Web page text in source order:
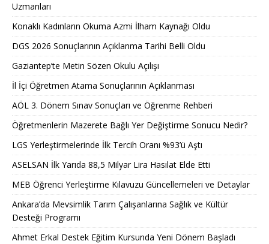
Uzmanları
Konaklı Kadınların Okuma Azmi İlham Kaynağı Oldu
DGS 2026 Sonuçlarının Açıklanma Tarihi Belli Oldu
Gaziantep’te Metin Sözen Okulu Açılışı
İl İçi Öğretmen Atama Sonuçlarının Açıklanması
AÖL 3. Dönem Sınav Sonuçları ve Öğrenme Rehberi
Öğretmenlerin Mazerete Bağlı Yer Değiştirme Sonucu Nedir?
LGS Yerleştirmelerinde İlk Tercih Oranı %93’ü Aştı
ASELSAN İlk Yarıda 88,5 Milyar Lira Hasılat Elde Etti
MEB Öğrenci Yerleştirme Kılavuzu Güncellemeleri ve Detaylar
Ankara’da Mevsimlik Tarım Çalışanlarına Sağlık ve Kültür
Desteği Programı
Ahmet Erkal Destek Eğitim Kursunda Yeni Dönem Başladı